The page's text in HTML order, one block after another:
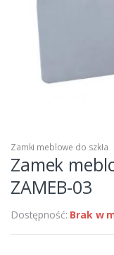
Zamki meblowe do szkła
Zamek
ZAMEB-03
Dostępność: Brak w